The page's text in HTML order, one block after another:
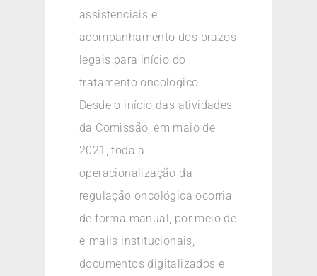
assistenciais e
acompanhamento dos prazos
legais para início do
tratamento oncológico.
Desde o início das atividades
da Comissão, em maio de
2021, toda a
operacionalização da
regulação oncológica ocorria
de forma manual, por meio de
e-mails institucionais,
documentos digitalizados e